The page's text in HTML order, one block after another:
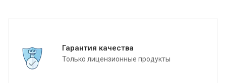
Гарантия качества
Только лицензионные продукты